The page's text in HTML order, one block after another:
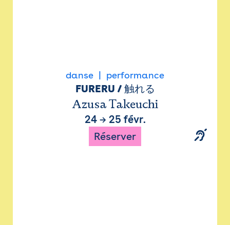
danse performance
FURERU / 触れる
Azusa Takeuchi
24→ 25 févr.
Réserver